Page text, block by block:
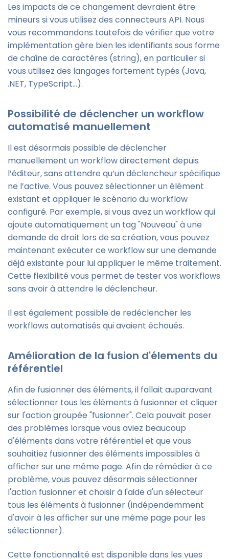
Les impacts de ce changement devraient être
mineurs si vous utilisez des connecteurs API. Nous
vous recommandons toutefois de vérifier que votre
implémentation gère bien les identifiants sous forme
de chaîne de caractères (string), en particulier si
vous utilisez des langages fortement typés (Java,
.NET, TypeScript…).
Possibilité de déclencher un workflow
automatisé manuellement
Il est désormais possible de déclencher
manuellement un workflow directement depuis
l’éditeur, sans attendre qu’un déclencheur spécifique
ne l’active. Vous pouvez sélectionner un élément
existant et appliquer le scénario du workflow
configuré. Par exemple, si vous avez un workflow qui
ajoute automatiquement un tag "Nouveau" à une
demande de droit lors de sa création, vous pouvez
maintenant exécuter ce workflow sur une demande
déjà existante pour lui appliquer le même traitement.
Cette flexibilité vous permet de tester vos workflows
sans avoir à attendre le déclencheur.
Il est également possible de redéclencher les
workflows automatisés qui avaient échoués.
Amélioration de la fusion d'élements du
référentiel
Afin de fusionner des éléments, il fallait auparavant
sélectionner tous les éléments à fusionner et cliquer
sur l'action groupée "fusionner". Cela pouvait poser
des problèmes lorsque vous aviez beaucoup
d'éléments dans votre référentiel et que vous
souhaitiez fusionner des éléments impossibles à
afficher sur une même page. Afin de rémédier à ce
problème, vous pouvez désormais sélectionner
l'action fusionner et choisir à l'aide d'un sélecteur
tous les éléments à fusionner (indépendemment
d'avoir à les afficher sur une même page pour les
sélectionner).
Cette fonctionnalité est disponible dans les vues